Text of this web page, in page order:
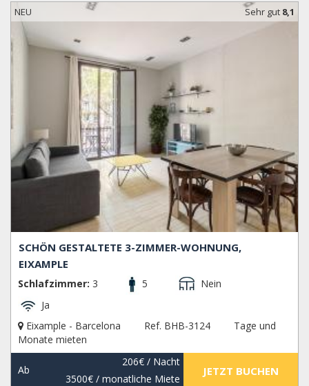
NEU Sehr gut 8,1
SCHÖN GESTALTETE 3-ZIMMER-WOHNUNG,
EIXAMPLE
Schlafzimmer: 3 5
Nein
Ja
Eixample - Barcelona
Ref. BHB-3124
Tage und
Monate mieten
Ab
206€/ Nacht
3500€/ monatliche Miete
JETZT BUCHEN